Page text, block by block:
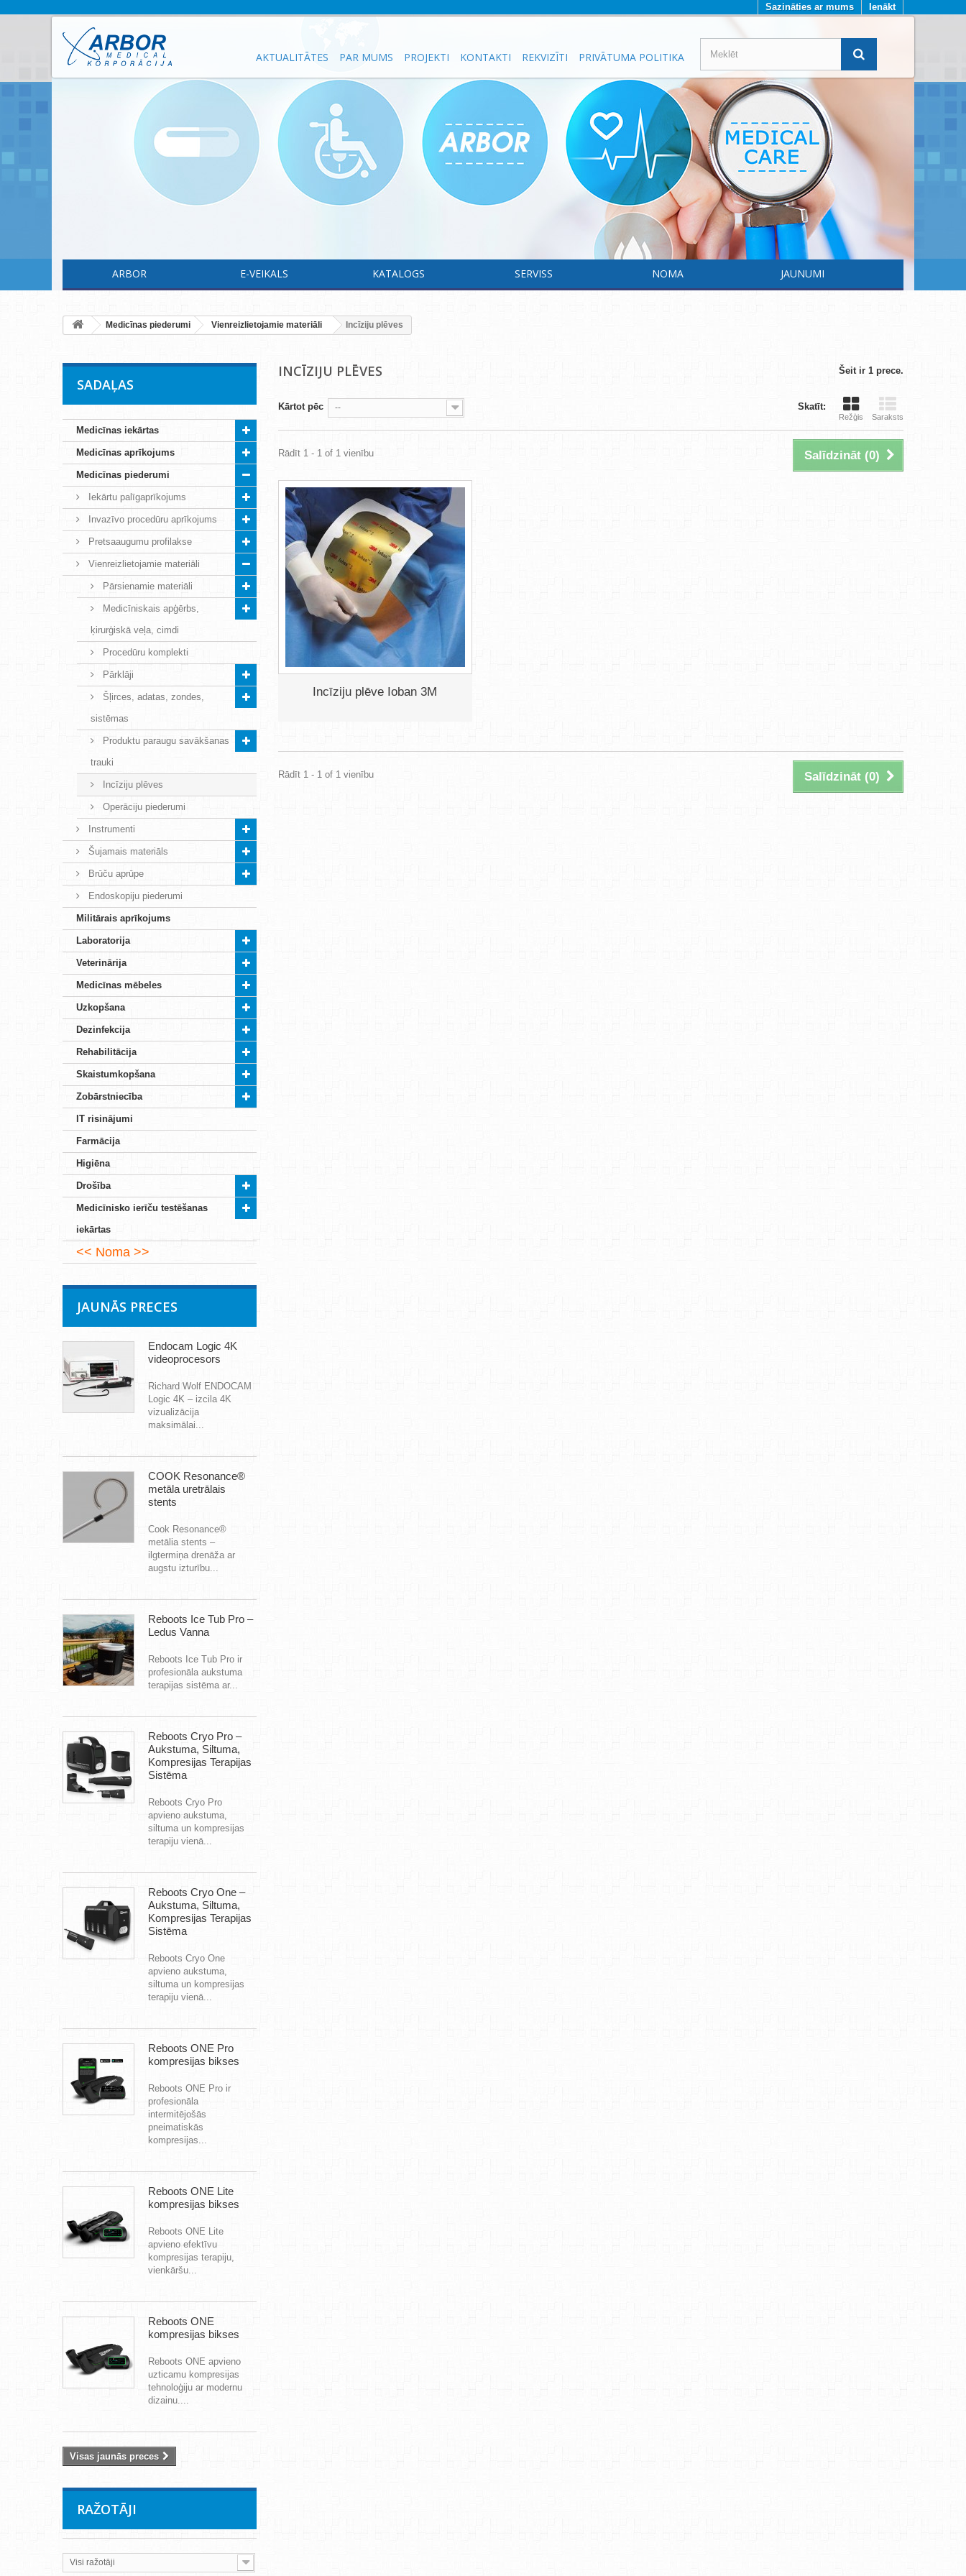
Ienākt
Sazināties ar mums
AKTUALITĀTES PAR MUMS PROJEKTI KONTAKTI REKVIZĪTI PRIVĀTUMA POLITIKA
ARBOR E-VEIKALS KATALOGS SERVISS NOMA JAUNUMI
Medicīnas piederumi Vienreizlietojamie materiāli Incīziju plēves
SADAĻAS
Medicīnas iekārtas
Medicīnas aprīkojums
Medicīnas piederumi
Iekārtu palīgaprīkojums
Invazīvo procedūru aprīkojums
Pretsaaugumu profilakse
Vienreizlietojamie materiāli
Pārsienamie materiāli
Medicīniskais apģērbs,
ķirurģiskā veļa, cimdi
Procedūru komplekti
Pārklāji
Šļirces, adatas, zondes,
sistēmas
Produktu paraugu savākšanas
trauki
Incīziju plēves
Operāciju piederumi
Instrumenti
Šujamais materiāls
Brūču aprūpe
Endoskopiju piederumi
Militārais aprīkojums
Laboratorija
Veterinārija
Medicīnas mēbeles
Uzkopšana
Dezinfekcija
Rehabilitācija
Skaistumkopšana
Zobārstniecība
IT risinājumi
Farmācija
Higiēna
Drošība
Medicīnisko ierīču testēšanas
iekārtas
Noma
JAUNĀS PRECES
Endocam Logic 4K
videoprocesors
Richard Wolf ENDOCAM
Logic 4K – izcila 4K
vizualizācija
maksimālai...
COOK Resonance®
metāla uretrālais
stents
Cook Resonance®
metālia stents –
ilgtermiņa drenāža ar
augstu izturību...
Reboots Ice Tub Pro –
Ledus Vanna
Reboots Ice Tub Pro ir
profesionāla aukstuma
terapijas sistēma ar...
Reboots Cryo Pro –
Aukstuma, Siltuma,
Kompresijas Terapijas
Sistēma
Reboots Cryo Pro
apvieno aukstuma,
siltuma un kompresijas
terapiju vienā...
Reboots Cryo One –
Aukstuma, Siltuma,
Kompresijas Terapijas
Sistēma
Reboots Cryo One
apvieno aukstuma,
siltuma un kompresijas
terapiju vienā...
Reboots ONE Pro
kompresijas bikses
Reboots ONE Pro ir
profesionāla
intermitējošās
pneimatiskās
kompresijas...
Reboots ONE Lite
kompresijas bikses
Reboots ONE Lite
apvieno efektīvu
kompresijas terapiju,
vienkāršu...
Reboots ONE
kompresijas bikses
Reboots ONE apvieno
uzticamu kompresijas
tehnoloģiju ar modernu
dizainu....
Visas jaunās preces
RAŽOTĀJI
Visi ražotāji
INCĪZIJU PLĒVES Šeit ir 1 prece.
Skatīt:
Režģis Saraksts
Kārtot pēc --
Salīdzināt (0)
Rādīt 1 - 1 of 1 vienību
Incīziju plēve Ioban 3M
Salīdzināt (0)
Rādīt 1 - 1 of 1 vienību